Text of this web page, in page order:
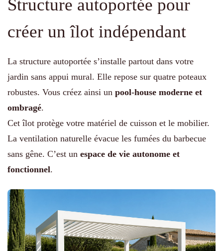
Structure autoportée pour
créer un îlot indépendant
La structure autoportée s’installe partout dans votre
jardin sans appui mural. Elle repose sur quatre poteaux
robustes. Vous créez ainsi un pool-house moderne et
ombragé.
Cet îlot protège votre matériel de cuisson et le mobilier.
La ventilation naturelle évacue les fumées du barbecue
sans gêne. C’est un espace de vie autonome et
fonctionnel.